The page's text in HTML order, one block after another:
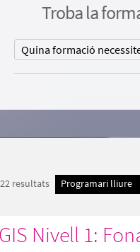
Troba la
resultats Programari lliure
Nivell 1: